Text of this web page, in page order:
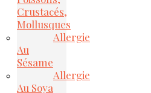
Crustacés,
Mollusques
Allergie
Au
Sésame
Allergie
Au Soya